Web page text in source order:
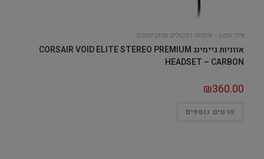
ציוד שמע - אוזניות רמקולים ומיקרופונים
אוזניות גיימינג CORSAIR VOID ELITE STEREO PREMIUM
HEADSET – CARBON
₪360.00
פרטים נוספים